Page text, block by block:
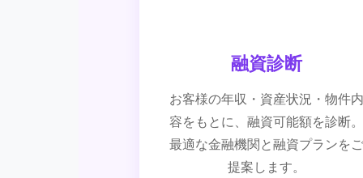
融資診断
お客様の年収・資産状況・物件内
容をもとに、融資可能額を診断。
最適な金融機関と融資プランをご
提案します。